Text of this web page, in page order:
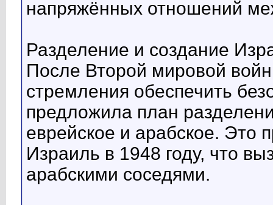
напряжённых отношений
Разделение и создание
После Второй мировой
стремления обеспечить
предложила план
еврейское и арабское. Это
Израиль в 1948 году, что
арабскими соседями.